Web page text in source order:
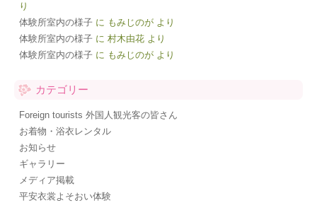
り
体験所室内の様子 に もみじのが より
体験所室内の様子 に 村木由花 より
体験所室内の様子 に もみじのが より
カテゴリー
Foreign tourists 外国人観光客の皆さん
お着物・浴衣レンタル
お知らせ
ギャラリー
メディア掲載
平安衣裳よそおい体験